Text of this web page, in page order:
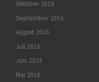
Oktober 2016
September 2016
August 2016
Juli 2016
Juni 2016
Mai 2016